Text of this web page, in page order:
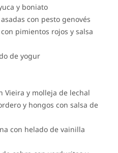
y boniato
con pesto genovés
pimientos rojos y salsa
de yogur
Vieira y molleja de lechal
y hongos con salsa de
con helado de vainilla